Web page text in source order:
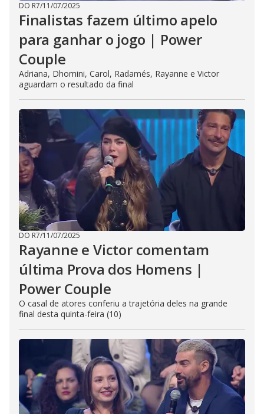
DO R7/11/07/2025
Finalistas fazem último apelo
para ganhar o jogo | Power
Couple
Adriana, Dhomini, Carol, Radamés, Rayanne e Victor
aguardam o resultado da final
DO R7/11/07/2025
Rayanne e Victor comentam
última Prova dos Homens |
Power Couple
O casal de atores conferiu a trajetória deles na grande
final desta quinta-feira (10)